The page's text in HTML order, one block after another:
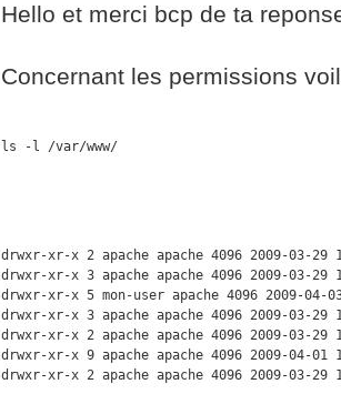
Hello et merci bcp de ta
Concernant les permissions
ls -l /var/www/
drwxr-xr-x 2 apache apache 4096 2009-03-
drwxr-xr-x 3 apache apache 4096 2009-03-
drwxr-xr-x 5 mon-user apache 4096 2009-04-
drwxr-xr-x 3 apache apache 4096 2009-03-29
drwxr-xr-x 2 apache apache 4096 2009-03-
drwxr-xr-x 9 apache apache 4096 2009-04-01
drwxr-xr-x 2 apache apache 4096 2009-03-